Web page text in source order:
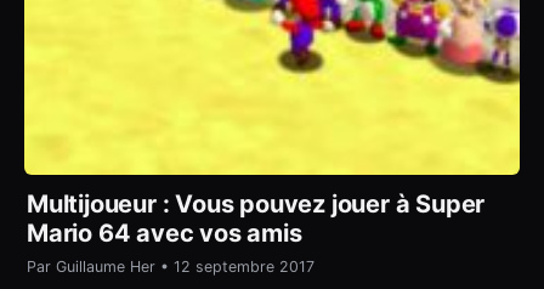
Multijoueur : Vous pouvez jouer à Super
Mario 64 avec vos amis
Par Guillaume Her • 12 septembre 2017